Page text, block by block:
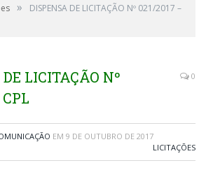
»
DISPENSA DE LICITAÇÃO Nº 021/2017 –
LICITAÇÃO Nº
0
EM 9 DE OUTUBRO DE 2017
LICITAÇÕES